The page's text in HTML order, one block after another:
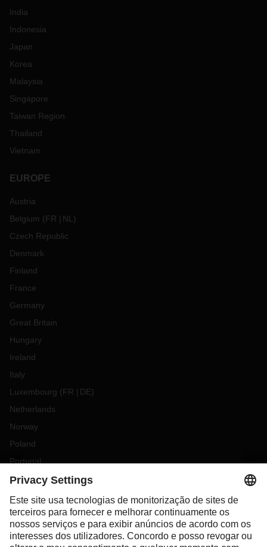
India
Indonesia
Japan
Korea
Malaysia
Singapore
Taiwan Region
Thailand
Vietnam
EUROPE
Austria
Belgium (FR NL )
Czech Republic
Denmark
Finland
France
Germany
Great Britain
Hungary
Ireland
Italy
Luxembourg (FR DE)
Netherlands
Norway
Poland
Portugal
Romania
Slovakia
Spain
Sweden